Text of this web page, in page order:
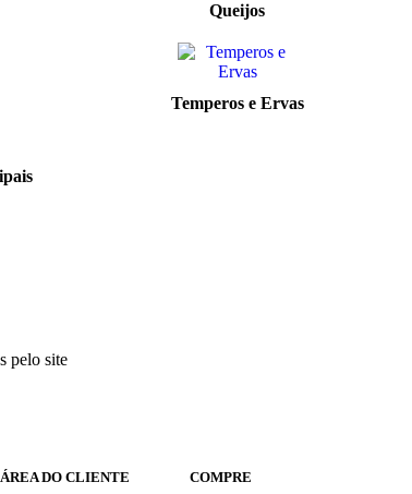
Queijos
Temperos e Ervas
pelo site
ÁREA DO CLIENTE COMPRE